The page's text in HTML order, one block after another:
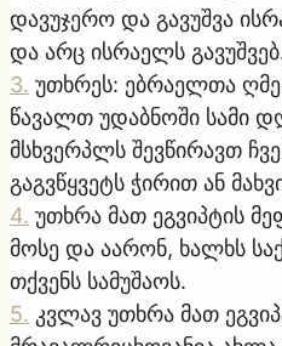
დავუჯერო და გავუშვა
და არც ისრაელს
3. უთხრეს: ებრაელთა
წავალთ უდაბნოში სამი
მსხვერპლს შევწირავთ
გაგვწყვეტს ჭირით ან
4. უთხრა მათ ეგვიპტის
მოსე და აარონ, ხალხს
თქვენს სამუშაოს.
5. კვლავ უთხრა მათ